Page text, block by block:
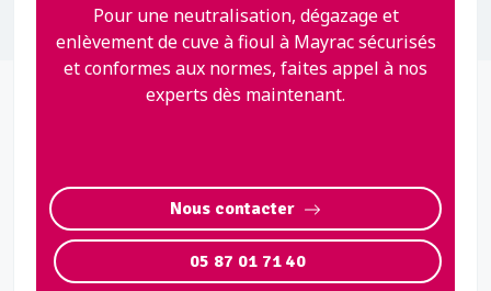
Pour une neutralisation, dégazage et
enlèvement de cuve à fioul à Mayrac sécurisés
et conformes aux normes, faites appel à nos
experts dès maintenant.
Nous contacter
05 87 01 71 40